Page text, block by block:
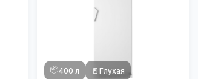
📦400 л 🚪Глухая